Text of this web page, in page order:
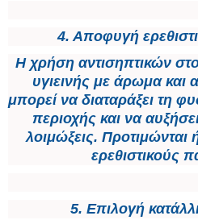
4. Αποφυγή
Η χρήση αντισηπτικών
υγιεινής με άρωμα και
μπορεί να διαταράξει τη
περιοχής και να
λοιμώξεις. Προτιμώνται
ερεθιστικούς
5. Επιλογή